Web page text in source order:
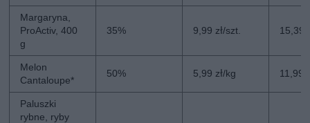
Margaryna,
ProActiv, 400
g
35% 9,99 zł/szt. 15,39
Melon
Cantaloupe*
50% 5,99 zł/kg 11,99
Paluszki
rybne, ryby